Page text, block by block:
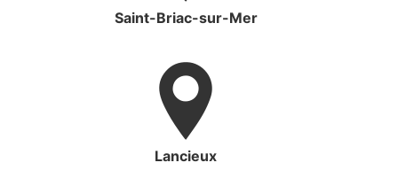
Saint-Briac-sur-Mer
Lancieux